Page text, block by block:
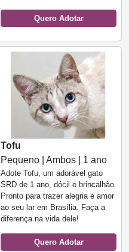
Quero Adotar
Tofu
Pequeno | Ambos | 1 ano
Adote Tofu, um adorável gato
SRD de 1 ano, dócil e brincalhão.
Pronto para trazer alegria e amor
ao seu lar em Brasília. Faça a
diferença na vida dele!
Quero Adotar